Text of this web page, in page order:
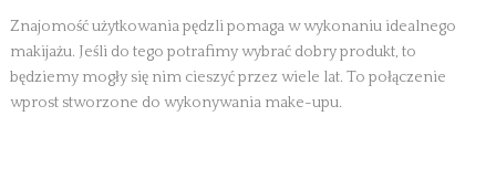
Znajomość użytkowania pędzli pomaga w wykonaniu idealnego
makijażu. Jeśli do tego potrafimy wybrać dobry produkt, to
będziemy mogły się nim cieszyć przez wiele lat. To połączenie
wprost stworzone do wykonywania make-upu.